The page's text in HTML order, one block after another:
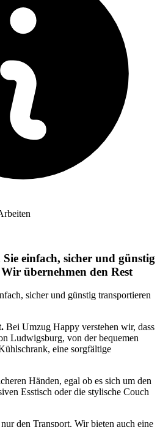
einfach, sicher und günstig
übernehmen den Rest
sicher und günstig transportieren
Bei Umzug Happy verstehen wir, dass
Ludwigsburg, von der bequemen
eine sorgfältige
Händen, egal ob es sich um den
Esstisch oder die stylische Couch
den Transport. Wir bieten auch eine